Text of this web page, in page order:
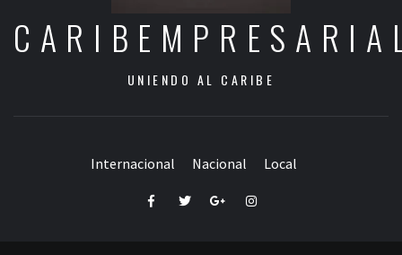
UNIENDO AL CARIBE
Internacional Nacional Local
FacebookTwitterGoogle+Instagram